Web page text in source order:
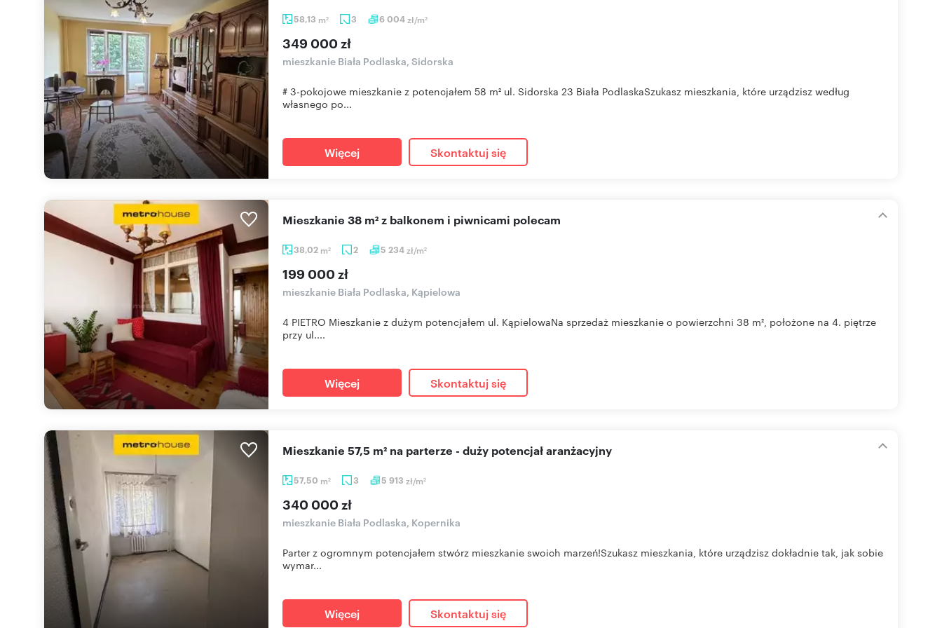
58,13 m2 3 6 004zł/m2
349 000 zł
mieszkanie Biała Podlaska, Sidorska
# 3-pokojowe mieszkanie z potencjałem 58 m² ul. Sidorska 23 Biała PodlaskaSzukasz mieszkania, które urządzisz według
własnego po...
Więcej Skontaktuj się
38,02 m2 2 5 234zł/m2
Mieszkanie 38 m² z balkonem i piwnicami polecam
199 000 zł
mieszkanie Biała Podlaska, Kąpielowa
4 PIETRO Mieszkanie z dużym potencjałem ul. KąpielowaNa sprzedaż mieszkanie o powierzchni 38 m², położone na 4. piętrze
przy ul....
Więcej Skontaktuj się
57,50 m2 3 5 913 zł/m2
Mieszkanie 57,5 m² na parterze - duży potencjał aranżacyjny
340 000 zł
mieszkanie Biała Podlaska, Kopernika
Parter z ogromnym potencjałem stwórz mieszkanie swoich marzeń!Szukasz mieszkania, które urządzisz dokładnie tak, jak sobie
wymar...
Więcej Skontaktuj się